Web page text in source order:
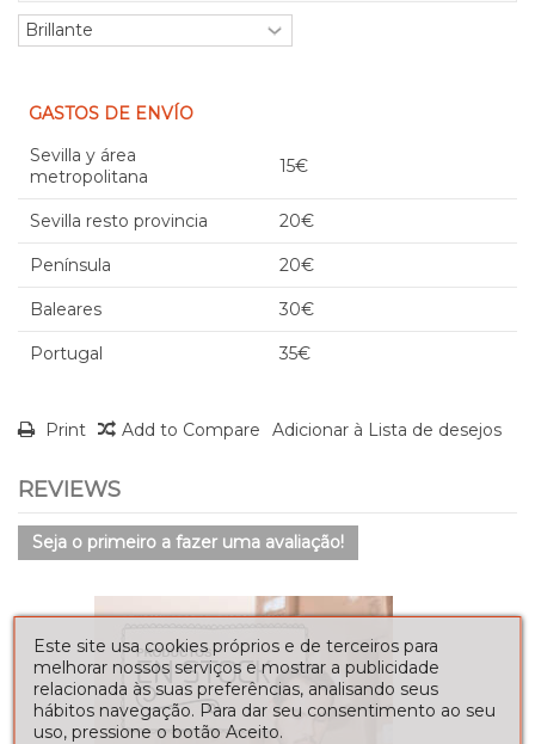
GASTOS DE ENVÍO
Sevilla y área
metropolitana
15€
Sevilla resto provincia 20€
Península 20€
Baleares 30€
Portugal 35€
Print Add to Compare Adicionar à Lista de desejos
REVIEWS
Seja o primeiro a fazer uma avaliação!
Este site usa cookies próprios e de terceiros para
melhorar nossos serviços e mostrar a publicidade
relacionada às suas preferências, analisando seus
hábitos navegação. Para dar seu consentimento ao seu
uso, pressione o botão Aceito.